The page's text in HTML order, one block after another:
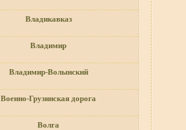
Владикавказ
Владимир
Владимир-Волынский
Военно-Грузинская дорога
Волга